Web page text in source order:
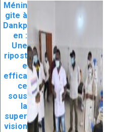
Ménin
gite à
Dankp
en :
Une
ripost
e
effica
ce
sous
la
super
vision